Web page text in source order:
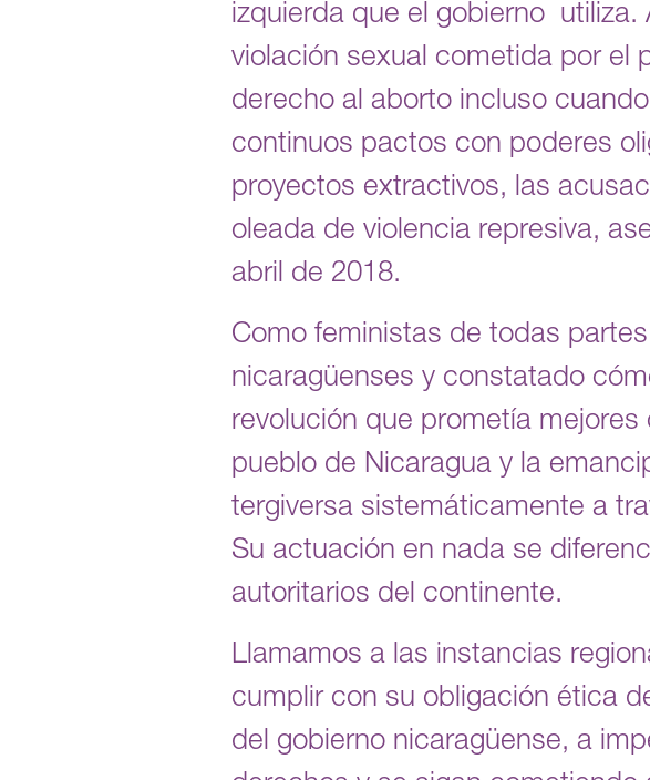
izquierda que el gobierno
violación sexual cometida por el
derecho al aborto incluso
continuos pactos con poderes
proyectos extractivos, las
oleada de violencia represiva,
abril de 2018.
Como feministas de todas
nicaragüenses y constatado
revolución que prometía
pueblo de Nicaragua y la
tergiversa sistemáticamente a
Su actuación en nada se
autoritarios del continente.
Llamamos a las instancias
cumplir con su obligación ética
del gobierno nicaragüense, a